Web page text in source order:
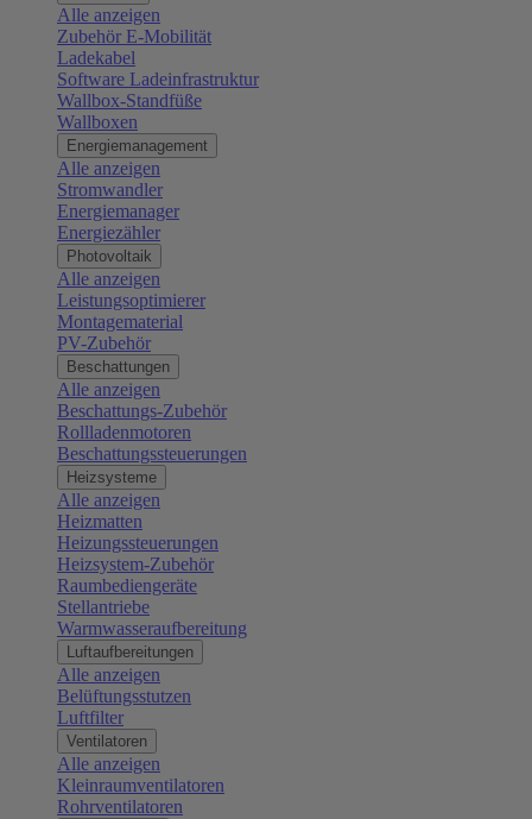
Alle anzeigen
Zubehör E-Mobilität
Ladekabel
Software Ladeinfrastruktur
Wallbox-Standfüße
Wallboxen
Energiemanagement
Alle anzeigen
Stromwandler
Energiemanager
Energiezähler
Photovoltaik
Alle anzeigen
Leistungsoptimierer
Montagematerial
PV-Zubehör
Beschattungen
Alle anzeigen
Beschattungs-Zubehör
Rollladenmotoren
Beschattungssteuerungen
Heizsysteme
Alle anzeigen
Heizmatten
Heizungssteuerungen
Heizsystem-Zubehör
Raumbediengeräte
Stellantriebe
Warmwasseraufbereitung
Luftaufbereitungen
Alle anzeigen
Belüftungsstutzen
Luftfilter
Ventilatoren
Alle anzeigen
Kleinraumventilatoren
Rohrventilatoren